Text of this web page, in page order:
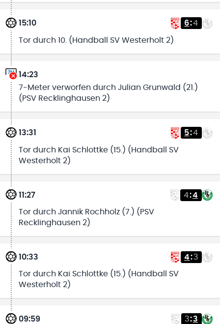
15:10 6:4
Tor durch 10. (Handball SV Westerholt 2)
14:23
7-Meter verworfen durch Julian Grunwald (21.)
(PSV Recklinghausen 2)
13:31 5:4
Tor durch Kai Schlottke (15.) (Handball SV
Westerholt 2)
11:27 4:4
Tor durch Jannik Rochholz (7.) (PSV
Recklinghausen 2)
10:33 4:3
Tor durch Kai Schlottke (15.) (Handball SV
Westerholt 2)
09:59 3:3